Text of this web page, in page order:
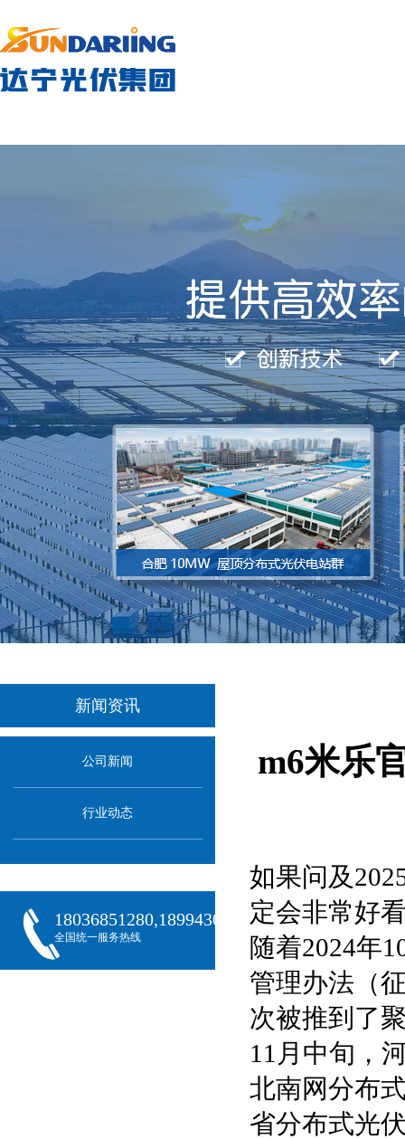
新闻资讯
公司新闻
行业动态
18036851280,18994301288,18068407382
全国统一服务热线
m6米乐
如果问及
定会非常好
随着2024年
管理办法（
次被推到了
11月中旬，
北南网分布
省分布式光